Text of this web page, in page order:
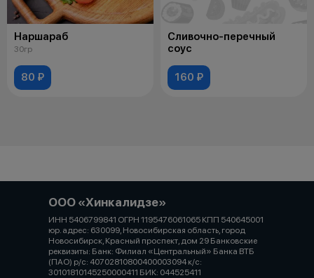
Наршараб
30гр
80 ₽
Сливочно-перечный
соус
160 ₽
ООО «Хинкалидзе»
ИНН 5406799841 ОГРН 1195476061065 КПП 540645001
юр. адрес: 630099, Новосибирская область, город
Новосибирск, Красный проспект, дом 29 Банковские
реквизиты: Банк: Филиал «Центральный» Банка ВТБ
(ПАО) р/с: 40702810800400003094 к/с:
30101810145250000411 БИК: 044525411